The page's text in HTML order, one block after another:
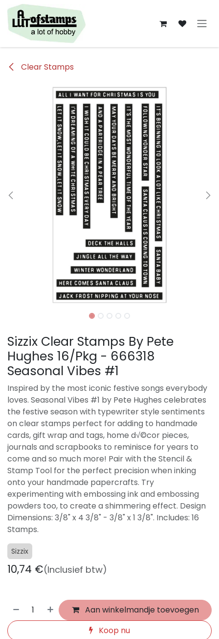
Overslaan naar inhoud
Clear Stamps
Sizzix Clear Stamps By Pete
Hughes 16/Pkg - 666318
Seasonal Vibes #1
Inspired by the most iconic festive songs everybody
loves. Seasonal Vibes #1 by Pete Hughes celebrates
the festive season with typewriter style sentiments
on clear stamps perfect for adding to handmade
cards, gift wrap and tags, home d√©cor pieces,
journals and scrapbooks to reminisce for years to
come and so much more! Pair with the Stencil &
Stamp Tool for the perfect precision when inking
onto your handmade papercrafts. Try
experimenting with embossing ink and embossing
powders too, to create a shimmering effect. Design
Dimensions: 3/8" x 4 3/8" - 3/8" x 1 3/8". Includes: 16
Stamps.
Sizzix
10,74 €(Inclusief btw)
Aan winkelmandje toevoegen
Koop nu